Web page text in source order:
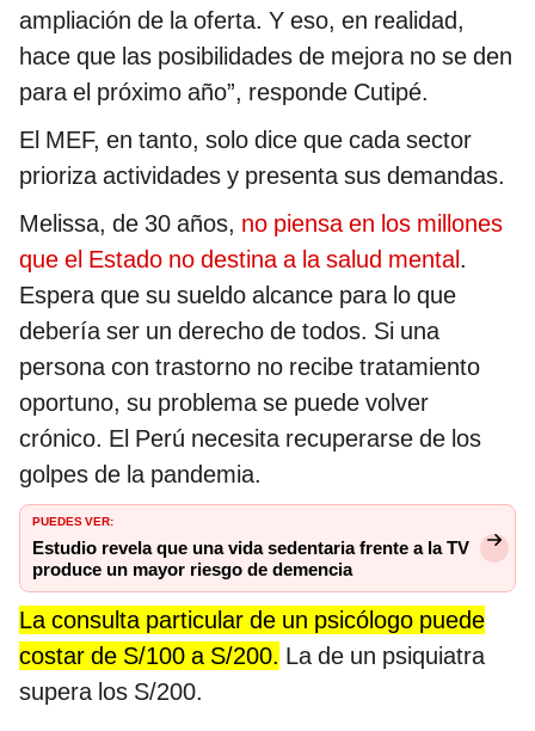
ampliación de la oferta. Y eso, en realidad,
hace que las posibilidades de mejora no se den
para el próximo año”, responde Cutipé.
El MEF, en tanto, solo dice que cada sector
prioriza actividades y presenta sus demandas.
Melissa, de 30 años, no piensa en los millones
que el Estado no destina a la salud mental.
Espera que su sueldo alcance para lo que
debería ser un derecho de todos. Si una
persona con trastorno no recibe tratamiento
oportuno, su problema se puede volver
crónico. El Perú necesita recuperarse de los
golpes de la pandemia.
PUEDES VER:
Estudio revela que una vida sedentaria frente a la TV
produce un mayor riesgo de demencia
La consulta particular de un psicólogo puede
costar de S/100 a S/200. La de un psiquiatra
supera los S/200.